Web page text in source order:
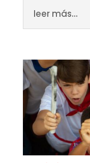
leer más...